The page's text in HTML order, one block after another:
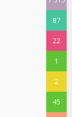
87
22
1
2
45